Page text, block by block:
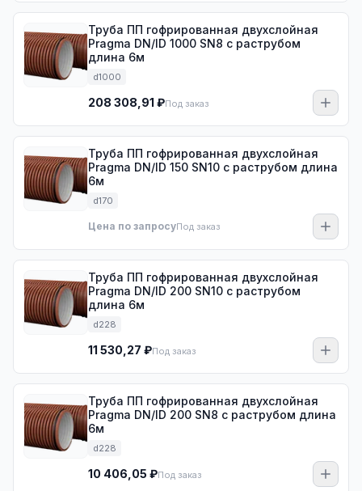
Труба ПП гофрированная двухслойная
Pragma DN/ID 1000 SN8 с раструбом
длина 6м
d1000
208 308,91 ₽Под заказ
Труба ПП гофрированная двухслойная
Pragma DN/ID 150 SN10 с раструбом длина
6м
d170
Цена по запросуПод заказ
Труба ПП гофрированная двухслойная
Pragma DN/ID 200 SN10 с раструбом
длина 6м
d228
11 530,27 ₽Под заказ
Труба ПП гофрированная двухслойная
Pragma DN/ID 200 SN8 с раструбом длина
6м
d228
10 406,05 ₽Под заказ